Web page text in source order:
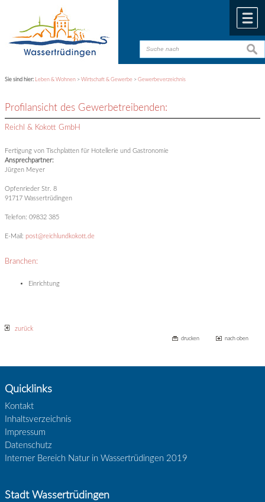
Sie sind hier: Leben & Wohnen >Wirtschaft & Gewerbe >Gewerbeverzeichnis
Profilansicht des Gewerbetreibenden:
Reichl & Kokott GmbH
Fertigung von Tischplatten für Hotellerie und Gastronomie
Ansprechpartner:
Jürgen Meyer
Opfenrieder Str. 8
91717 Wassertrüdingen
Telefon: 09832 385
E-Mail: post@reichlundkokott.de
Branchen:
Einrichtung
zurück
drucken nach oben
Quicklinks
Kontakt
Inhaltsverzeichnis
Impressum
Datenschutz
Interner Bereich Natur in Wassertrüdingen 2019
Stadt Wassertrüdingen